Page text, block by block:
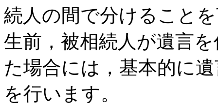
続人の間で分けること
生前，被相続人が遺言
た場合には，基本的に
を行います。